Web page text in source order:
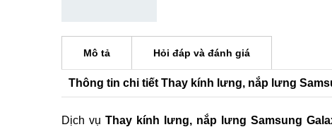
Mô tả Hỏi đáp và đánh giá
Thông tin chi tiết Thay kính lưng, nắp lưng
Dịch vụ Thay kính lưng, nắp lưng Samsung